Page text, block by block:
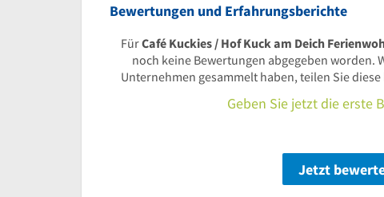
Bewertungen und Erfahrungsberichte
FürCafé Kuckies / Hof Kuck am Deich
noch keine Bewertungen abgegeben worden.
Unternehmen gesammelt haben, teilen Sie
Geben Sie jetzt die erste
Jetzt